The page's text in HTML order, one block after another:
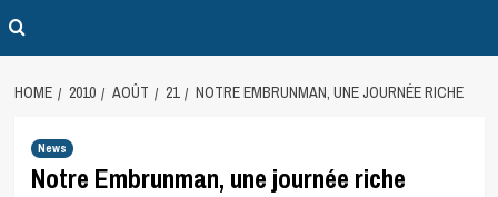
HOME 2010 AOÛT 21 NOTRE EMBRUNMAN, UNE JOURNÉE RICHE
News
Notre Embrunman, une journée riche